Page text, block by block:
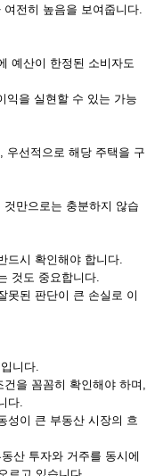
전히 높음을 보여줍니다.
예산이 한정된 소비자도
익을 실현할 수 있는 가능
우선적으로 해당 주택을 구
만으로는 충분하지 않습
드시 확인해야 합니다.
것도 중요합니다.
못된 판단이 큰 손실로 이
니다.
을 꼼꼼히 확인해야 하며,
다.
성이 큰 부동산 시장의 흐
산 투자와 거주를 동시에